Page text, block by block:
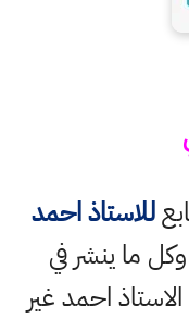
للاستاذ احمد
ما ينشر في
احمد غير